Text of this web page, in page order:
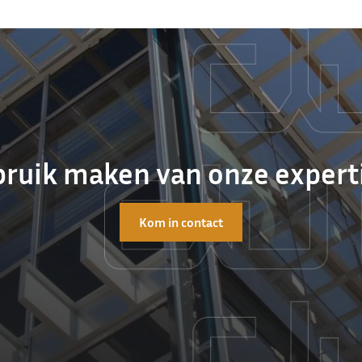
maken van onze
Kom in contact